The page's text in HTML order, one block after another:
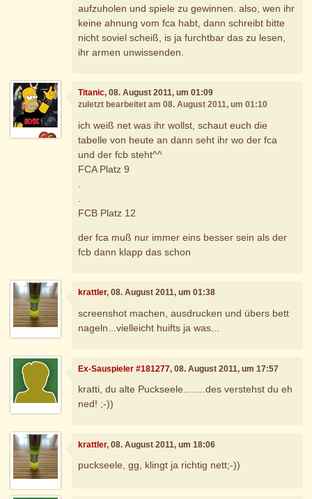
aufzuholen und spiele zu gewinnen. also, wen ihr
keine ahnung vom fca habt, dann schreibt bitte
nicht soviel scheiß, is ja furchtbar das zu lesen,
ihr armen unwissenden.
Titanic, 08. August 2011, um 01:09
zuletzt bearbeitet am 08. August 2011, um 01:10
ich weiß net was ihr wollst, schaut euch die
tabelle von heute an dann seht ihr wo der fca
und der fcb steht^^
FCA Platz 9
FCB Platz 12
der fca muß nur immer eins besser sein als der
fcb dann klapp das schon
krattler, 08. August 2011, um 01:38
screenshot machen, ausdrucken und übers bett
nageln...vielleicht huifts ja was...
Ex-Sauspieler #181277, 08. August 2011, um 17:57
kratti, du alte Puckseele........des verstehst du eh
ned! ;-))
krattler, 08. August 2011, um 18:06
puckseele, gg, klingt ja richtig nett;-))